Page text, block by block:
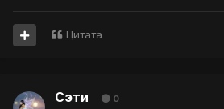
Цитата
Сэти 0